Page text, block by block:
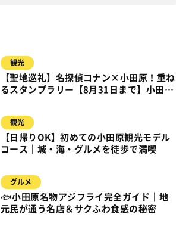
観光
【聖地巡礼】名探偵コナン×小田原！重ね
るスタンプラリー【8月31日まで】小田
観光
【日帰りOK】初めての小田原観光モデル
コース｜城・海・グルメを徒歩で満喫
グルメ
🐟小田原名物アジフライ完全ガイド｜地
元民が通う名店＆サクふわ食感の秘密